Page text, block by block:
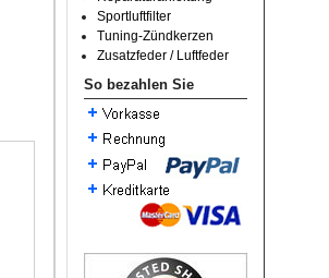
Sportluftfilter
Tuning-Zündkerzen
Zusatzfeder / Luftfeder
So bezahlen Sie